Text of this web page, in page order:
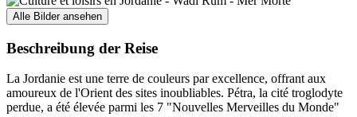
Alle Bilder ansehen
Beschreibung der Reise
La Jordanie est une terre de couleurs par excellence, offrant aux
amoureux de l'Orient des sites inoubliables. Pétra, la cité troglodyte
perdue, a été élevée parmi les 7 "Nouvelles Merveilles du Monde"